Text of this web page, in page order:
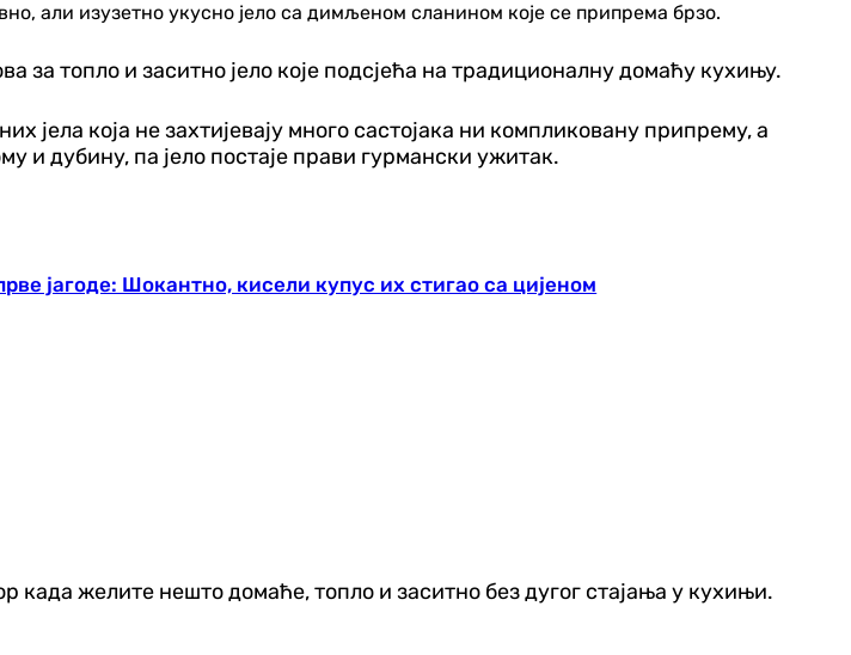
али изузетно укусно јело са димљеном сланином које се припрема брзо.
за топло и заситно јело које подсјећа на традиционалну домаћу кухињу.
јела која не захтијевају много састојака ни компликовану припрему, а
и дубину, па јело постаје прави гурмански ужитак.
јагоде: Шокантно, кисели купус их стигао са цијеном
када желите нешто домаће, топло и заситно без дугог стајања у кухињи.